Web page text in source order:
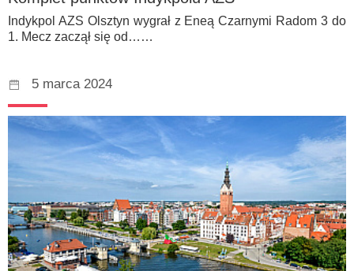
Indykpol AZS Olsztyn wygrał z Eneą Czarnymi Radom 3 do
1. Mecz zaczął się od……
5 marca 2024